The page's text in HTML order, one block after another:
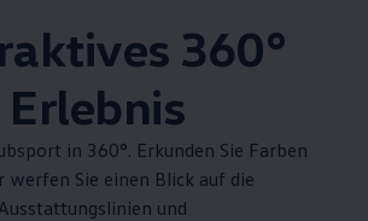
360°
Erlebnis
in 360°. Erkunden Sie Farben
werfen Sie einen Blick auf die
und